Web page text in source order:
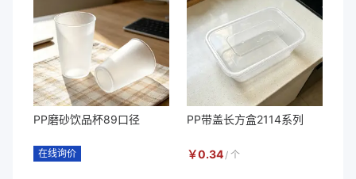
PP磨砂饮品杯89口径
在线询价
PP带盖长方盒2114系列
￥0.34 / 个